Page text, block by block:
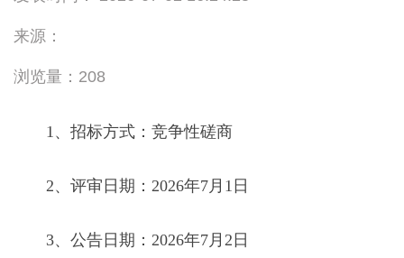
来源：
浏览量：208
1、招标方式：竞争性磋商
2、评审日期：2026年7月1日
3、公告日期：2026年7月2日